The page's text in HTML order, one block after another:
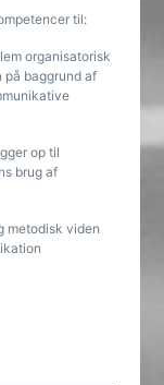
til:
organisatorisk
på baggrund af
op til
brug af
metodisk viden